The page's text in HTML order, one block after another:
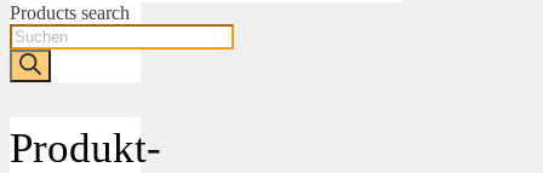
Products search
Produkt-